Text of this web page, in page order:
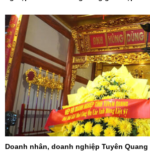
Doanh nhân, doanh nghiệp Tuyên